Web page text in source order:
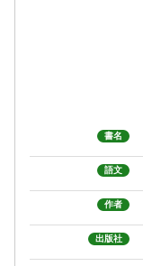
書名
語文
作者
出版社